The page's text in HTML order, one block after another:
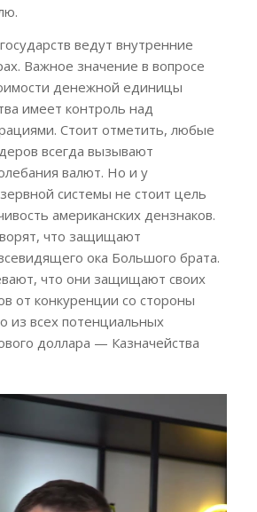
ведут внутренние
Важное значение в вопросе
денежной единицы
имеет контроль над
Стоит отметить, любые
всегда вызывают
валют. Но и у
системы не стоит цель
американских дензнаков.
что защищают
ока Большого брата.
что они защищают своих
от конкуренции со стороны
из всех потенциальных
доллара — Казначейства